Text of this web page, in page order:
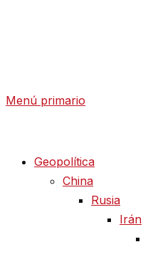
Menú primario
Geopolítica
China
Rusia
Irán